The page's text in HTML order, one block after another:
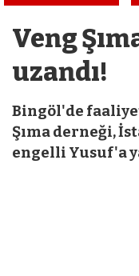
Veng
uzandı!
Bingöl'de
Şıma derneği,
engelli Yusuf'a